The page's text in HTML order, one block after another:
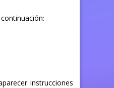
instrucciones